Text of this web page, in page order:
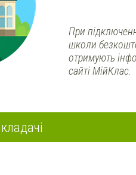
При
школи
отримують
сайті МійКлас.